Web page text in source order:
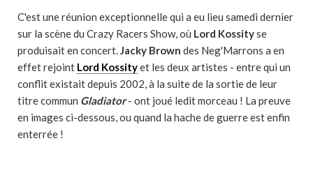
C'est une réunion exceptionnelle qui a eu lieu samedi dernier
sur la scène du Crazy Racers Show, où Lord Kossityse
produisait en concert.Jacky Brown des Neg'Marrons a en
effet rejoint Lord Kossityet les deux artistes - entre qui un
conflit existait depuis 2002, à la suite de la sortie de leur
titre commun Gladiator- ont joué ledit morceau ! La preuve
en images ci-dessous, ou quand la hache de guerre est enfin
enterrée !